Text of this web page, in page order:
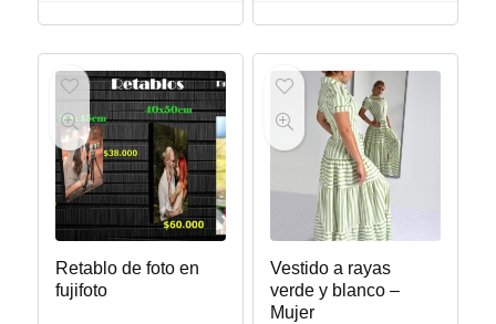
Retablo de foto en
fujifoto
Vestido a rayas
verde y blanco –
Mujer